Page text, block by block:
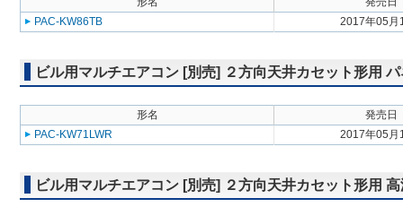
PAC-KW86TB
2017年05月
ビル用マルチエアコン [別売] ２方向天井カセット形用
形名
発売日
PAC-KW71LWR
2017年05月
ビル用マルチエアコン [別売] ２方向天井カセット形用